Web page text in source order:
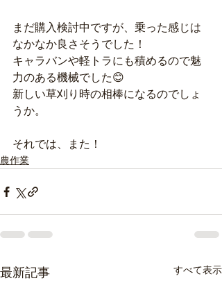
まだ購入検討中ですが、乗った感じは
なかなか良さそうでした！
キャラバンや軽トラにも積めるので魅
力のある機械でした😊
新しい草刈り時の相棒になるのでしょ
うか。
それでは、また！
農作業
最新記事 すべて表示